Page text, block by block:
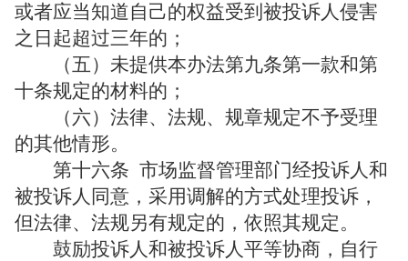
或者应当知道自己的权益受到被投诉人侵害
之日起超过三年的；
（五）未提供本办法第九条第一款和第
十条规定的材料的；
（六）法律、法规、规章规定不予受理
的其他情形。
第十六条 市场监督管理部门经投诉人和
被投诉人同意，采用调解的方式处理投诉，
但法律、法规另有规定的，依照其规定。
鼓励投诉人和被投诉人平等协商，自行